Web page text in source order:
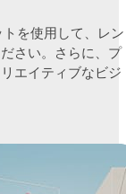
を使用して、レン
さい。さらに、プ
エイティブなビジ